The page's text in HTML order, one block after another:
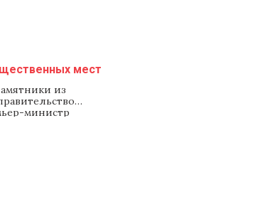
мест
из
министр
— советские
и мы сделаем